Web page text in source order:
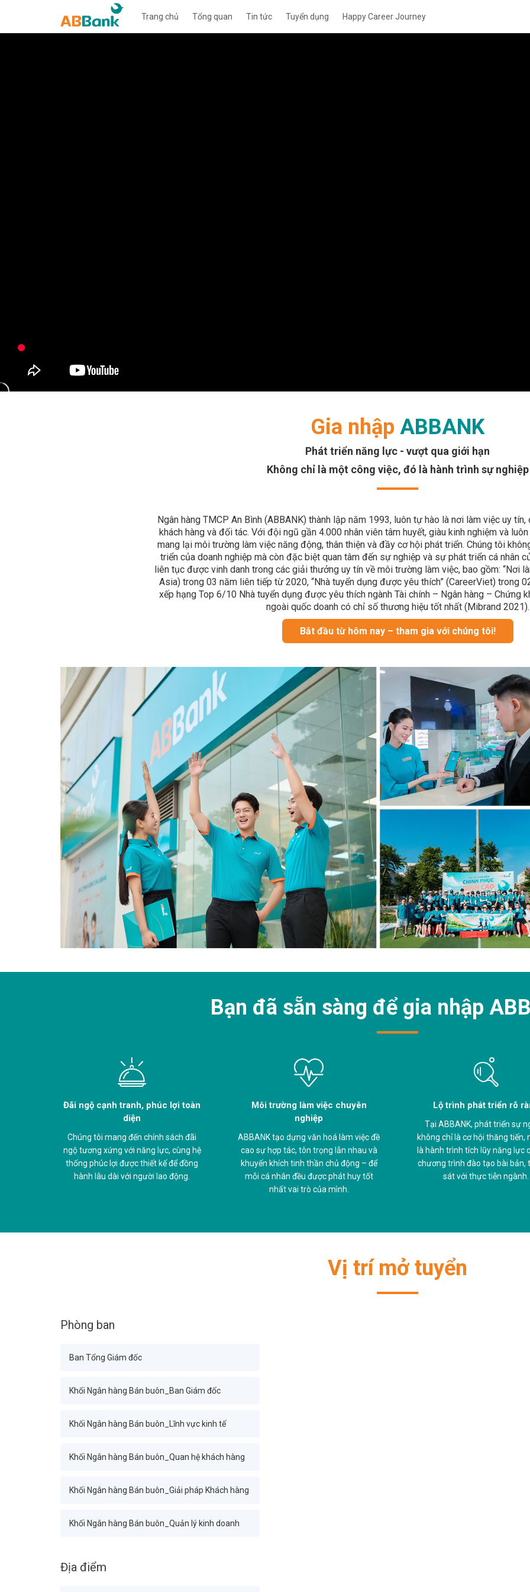
Trang chủ Tổng quan Tin tức Tuyển dụng Happy Career Journey
Gia nhập ABBANK
Phát triển năng lực - vượt qua giới hạn
Không chỉ là một công việc, đó là hành trình sự nghiệp
Ngân hàng TMCP An Bình (ABBANK) thành lập năm 1993, luôn tự hào là nơi làm việc uy
khách hàng và đối tác. Với đội ngũ gần 4.000 nhân viên tâm huyết, giàu kinh nghiệm và
mang lại môi trường làm việc năng động, thân thiện và đầy cơ hội phát triển. Chúng tôi
triển của doanh nghiệp mà còn đặc biệt quan tâm đến sự nghiệp và sự phát triển cá nhân
liên tục được vinh danh trong các giải thưởng uy tín về môi trường làm việc, bao gồm: “Nơi
Asia) trong 03 năm liên tiếp từ 2020, “Nhà tuyển dụng được yêu thích” (CareerViet) trong
xếp hạng Top 6/10 Nhà tuyển dụng được yêu thích ngành Tài chính – Ngân hàng – Chứng
ngoài quốc doanh có chỉ số thương hiệu tốt nhất (Mibrand 2021).
Bắt đầu từ hôm nay – tham gia với chúng tôi!
Bạn đã sẵn sàng để gia nhập
Đãi ngộ cạnh tranh, phúc lợi toàn
diện
Chúng tôi mang đến chính sách đãi
ngộ tương xứng với năng lực, cùng hệ
thống phúc lợi được thiết kế để đồng
hành lâu dài với người lao động.
Môi trường làm việc chuyên
nghiệp
ABBANK tạo dựng văn hoá làm việc đề
cao sự hợp tác, tôn trọng lẫn nhau và
khuyến khích tinh thần chủ động – để
mỗi cá nhân đều được phát huy tốt
nhất vai trò của mình.
Lộ trình phát triển rõ
Tại ABBANK, phát triển sự
không chỉ là cơ hội thăng tiến,
là hành trình tích lũy năng lực
chương trình đào tạo bài bản,
sát với thực tiễn ngành.
Vị trí mở tuyển
Phòng ban
Ban Tổng Giám đốc
Khối Ngân hàng Bán buôn_Ban Giám đốc
Khối Ngân hàng Bán buôn_Lĩnh vực kinh tế
Khối Ngân hàng Bán buôn_Quan hệ khách hàng
Khối Ngân hàng Bán buôn_Giải pháp Khách hàng
Khối Ngân hàng Bán buôn_Quản lý kinh doanh
Địa điểm